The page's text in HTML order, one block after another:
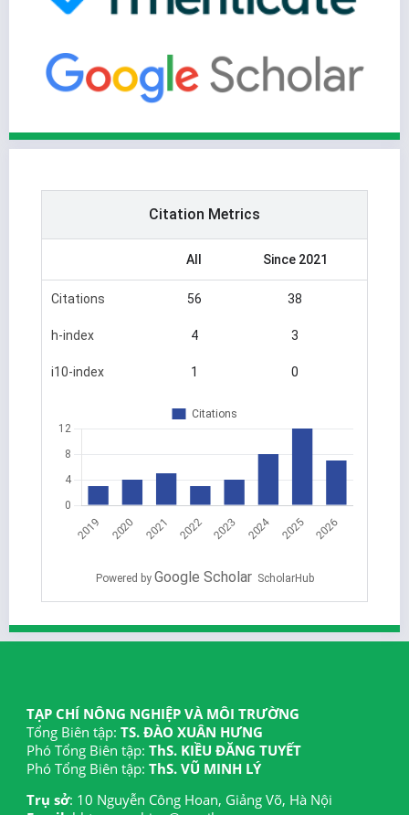
Citation Metrics
All Since 2021
Citations 56 38
h-index 4 3
i10-index 1 0
Powered by Google ScholarScholarHub
TẠP CHÍ NÔNG NGHIỆP VÀ MÔI TRƯỜNG
Tổng Biên tập:TS. ĐÀO XUÂN HƯNG
Phó Tổng Biên tập: ThS. KIỀU ĐĂNG TUYẾT
Phó Tổng Biên tập: ThS. VŨ MINH LÝ
Trụ sở: 10 Nguyễn Công Hoan, Giảng Võ, Hà Nội